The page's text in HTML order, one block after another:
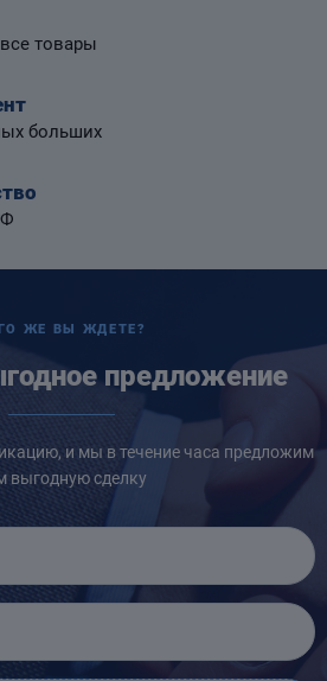
товары
больших
ЖЕ ВЫ ЖДЕТЕ?
предложение
и мы в течение часа предложим
выгодную сделку